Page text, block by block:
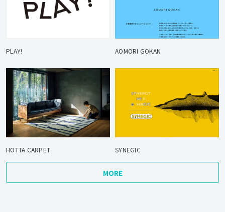
PLAY! AOMORI GOKAN
HOTTA CARPET SYNEGIC
MORE